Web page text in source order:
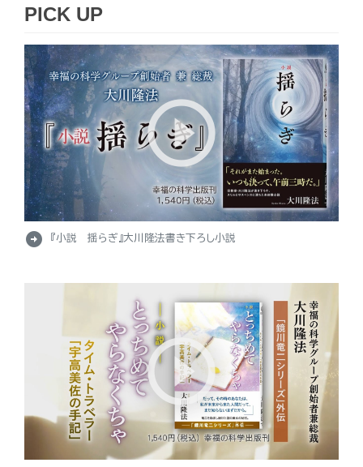
PICK UP
arrow_circle_right 『小説 揺らぎ』大川隆法書き下ろし小説